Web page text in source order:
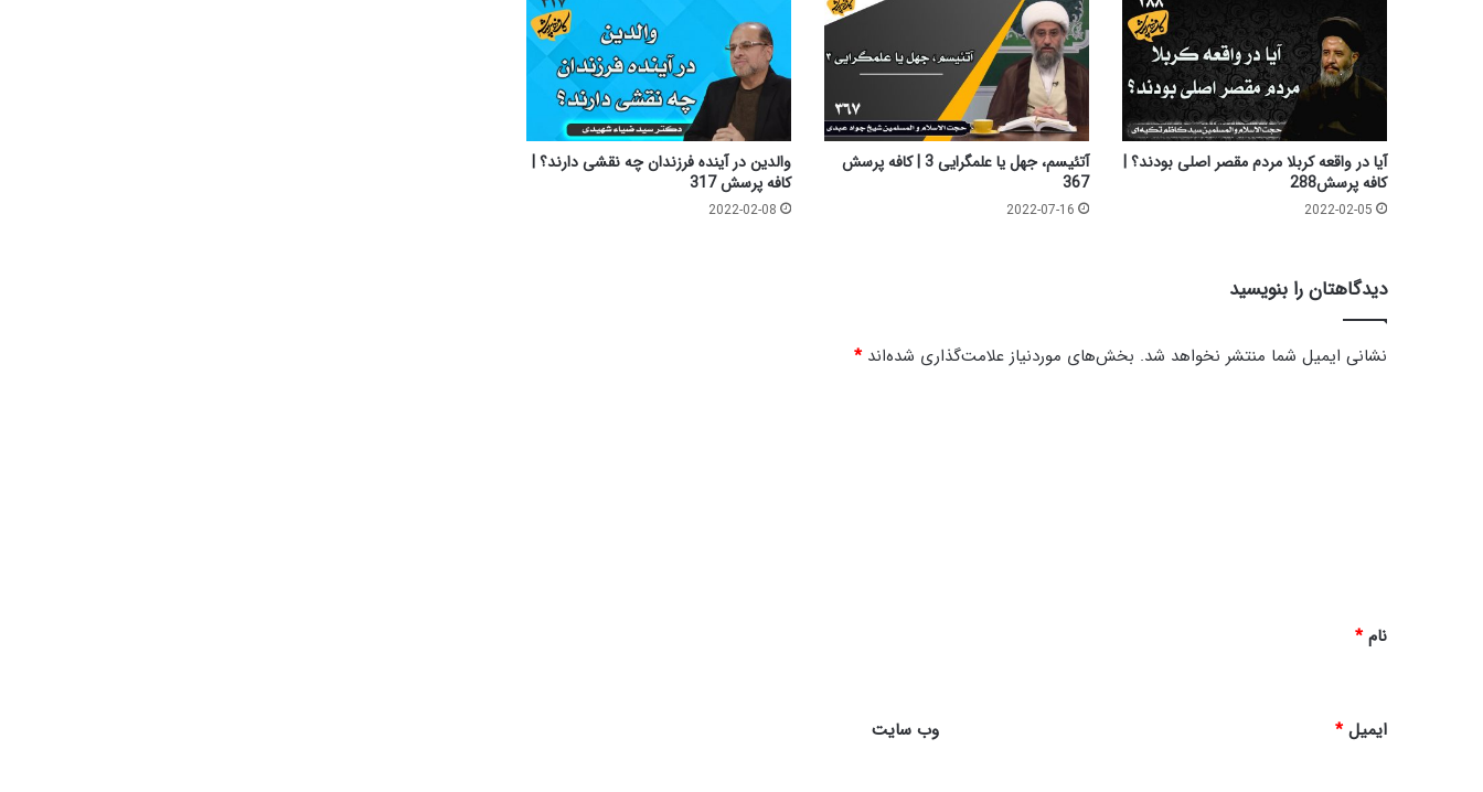
آیا در واقعه کربلا مردم مقصر اصلی بودند؟ |
کافه پرسش288
2022-02-05
آتئیسم، جهل یا علمگرایی 3 | کافه پرسش
367
2022-07-16
والدین در آینده فرزندان چه نقشی دارند؟ |
کافه پرسش 317
2022-02-08
دیدگاهتان را بنویسید
نشانی ایمیل شما منتشر نخواهد شد. بخش‌های موردنیاز علامت‌گذاری شده‌اند*
نام*
ایمیل* وب‌ سایت